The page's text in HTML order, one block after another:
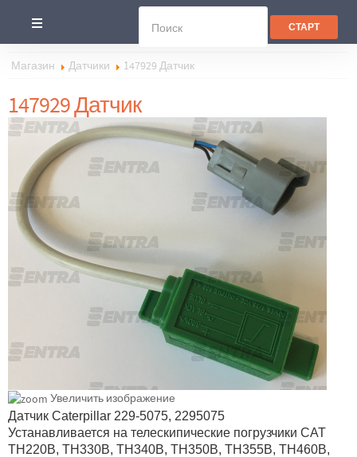
Магазин Датчики 147929 Датчик
147929 Датчик
Увеличить изображение
Датчик Caterpillar 229-5075, 2295075
Устанавливается на телескипические погрузчики CAT
TH220B, TH330B, TH340B, TH350B, TH355B, TH460B,